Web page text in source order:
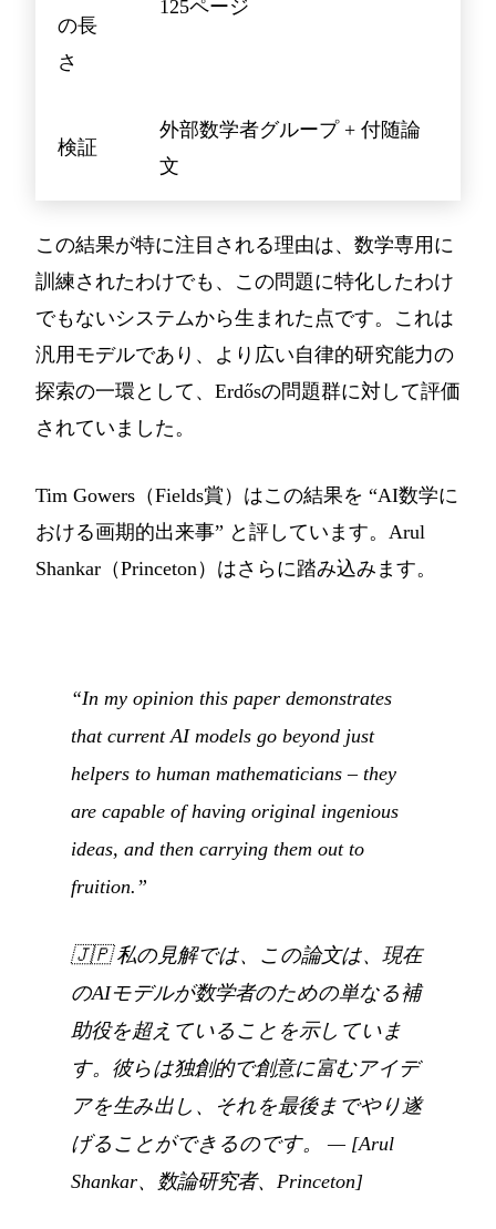
の長
さ
125ページ
検証
外部数学者グループ + 付随論
文
この結果が特に注目される理由は、数学専用に
訓練されたわけでも、この問題に特化したわけ
でもないシステムから生まれた点です。これは
汎用モデルであり、より広い自律的研究能力の
探索の一環として、Erdősの問題群に対して評価
されていました。
Tim Gowers（Fields賞）はこの結果を “AI数学に
おける画期的出来事” と評しています。Arul
Shankar（Princeton）はさらに踏み込みます。
“In my opinion this paper demonstrates
that current AI models go beyond just
helpers to human mathematicians – they
are capable of having original ingenious
ideas, and then carrying them out to
fruition.”
🇯🇵私の見解では、この論文は、現在
のAIモデルが数学者のための単なる補
助役を超えていることを示していま
す。彼らは独創的で創意に富むアイデ
アを生み出し、それを最後までやり遂
げることができるのです。
— [Arul
Shankar、数論研究者、Princeton]